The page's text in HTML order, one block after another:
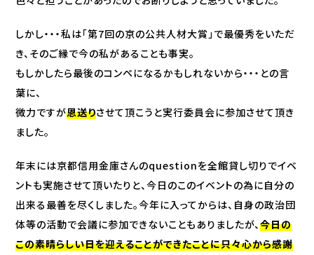
しかし・・・私は「第7回の京の公共人材大賞」で最優秀をいただ
き、そのご縁で今の私があることも事実。
もしかしたら最後のコンペになるかもしれないから・・・との言
葉に、
微力ですが恩送りさせて頂こうと実行委員会に参加させて頂き
ました。
年末には京都信用金庫さんのquestionを全館貸し切りでイベ
ントも実施させて頂いたりと、今日のこのイベントの為に自分の
出来る最善を尽くしました。今年に入ってからは、自身の政治団
体等の活動で会議に参加できないこともありましたが、今日の
この素晴らしい日を迎えることができたことに只々心から感謝